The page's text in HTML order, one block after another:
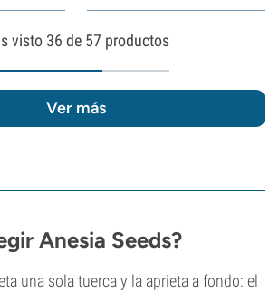
visto 36 de 57 productos
Ver más
Anesia Seeds?
una sola tuerca y la aprieta a fondo: el